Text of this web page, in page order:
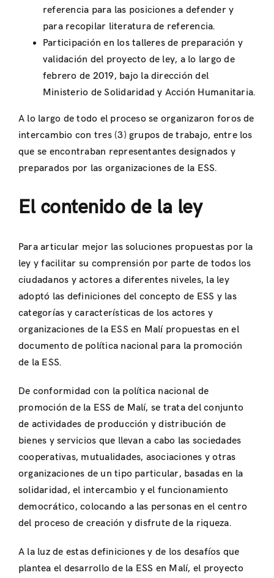
referencia para las posiciones a defender y
para recopilar literatura de referencia.
Participación en los talleres de preparación y
validación del proyecto de ley, a lo largo de
febrero de 2019, bajo la dirección del
Ministerio de Solidaridad y Acción Humanitaria.
A lo largo de todo el proceso se organizaron foros de
intercambio con tres (3) grupos de trabajo, entre los
que se encontraban representantes designados y
preparados por las organizaciones de la ESS.
El contenido de la ley
Para articular mejor las soluciones propuestas por la
ley y facilitar su comprensión por parte de todos los
ciudadanos y actores a diferentes niveles, la ley
adoptó las definiciones del concepto de ESS y las
categorías y características de los actores y
organizaciones de la ESS en Malí propuestas en el
documento de política nacional para la promoción
de la ESS.
De conformidad con la política nacional de
promoción de la ESS de Malí, se trata del conjunto
de actividades de producción y distribución de
bienes y servicios que llevan a cabo las sociedades
cooperativas, mutualidades, asociaciones y otras
organizaciones de un tipo particular, basadas en la
solidaridad, el intercambio y el funcionamiento
democrático, colocando a las personas en el centro
del proceso de creación y disfrute de la riqueza.
A la luz de estas definiciones y de los desafíos que
plantea el desarrollo de la ESS en Malí, el proyecto